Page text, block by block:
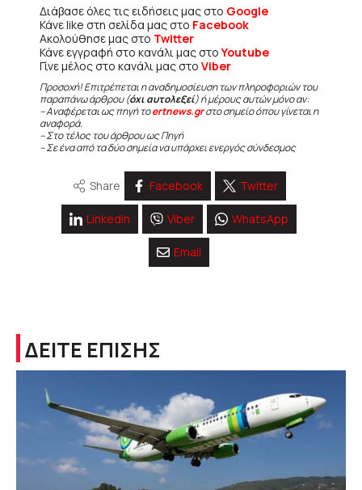
Διάβασε όλες τις ειδήσεις μας στο Google
Κάνε like στη σελίδα μας στο Facebook
Ακολούθησε μας στο Twitter
Κάνε εγγραφή στο κανάλι μας στοYoutube
Γίνε μέλος στο κανάλι μας στο Viber
Προσοχή! Επιτρέπεται η αναδημοσίευση των πληροφοριών του
παραπάνω άρθρου (όχι αυτολεξεί) ή μέρους αυτών μόνο αν:
– Αναφέρεται ως πηγή τοertnews.grστο σημείο όπου γίνεται η
αναφορά.
– Στο τέλος του άρθρου ως Πηγή
– Σε ένα από τα δύο σημεία να υπάρχει ενεργός σύνδεσμος
Share Facebook Twitter
Linkedin Viber WhatsApp
Email
ΔΕΙΤΕ ΕΠΙΣΗΣ